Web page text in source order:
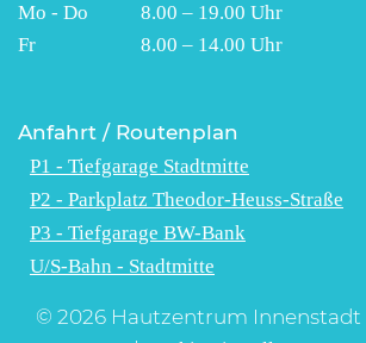
Mo - Do 8.00 – 19.00 Uhr
Fr 8.00 – 14.00 Uhr
Anfahrt / Routenplan
P1 - Tiefgarage Stadtmitte
P2 - Parkplatz Theodor-Heuss-Straße
P3 - Tiefgarage BW-Bank
U/S-Bahn - Stadtmitte
© 2026 Hautzentrum Innenstadt |